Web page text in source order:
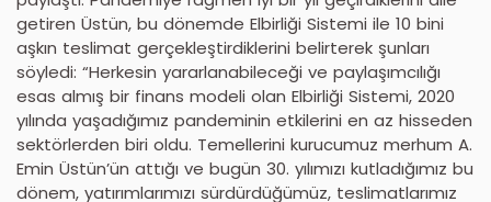
getiren Üstün, bu dönemde Elbirliği Sistemi ile 10 bini
aşkın teslimat gerçekleştirdiklerini belirterek şunları
söyledi: “Herkesin yararlanabileceği ve paylaşımcılığı
esas almış bir finans modeli olan Elbirliği Sistemi, 2020
yılında yaşadığımız pandeminin etkilerini en az hisseden
sektörlerden biri oldu. Temellerini kurucumuz merhum A.
Emin Üstün’ün attığı ve bugün 30. yılımızı kutladığımız bu
dönem, yatırımlarımızı sürdürdüğümüz, teslimatlarımız